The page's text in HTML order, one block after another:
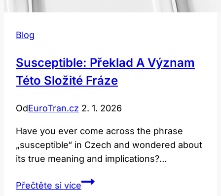
Blog
Susceptible: Překlad A Význam
Této Složité Fráze
OdEuroTran.cz 2. 1. 2026
Have you ever come across the phrase
„susceptible“ in Czech and wondered about
its true meaning and implications?…
Přečtěte si víceSusceptible: